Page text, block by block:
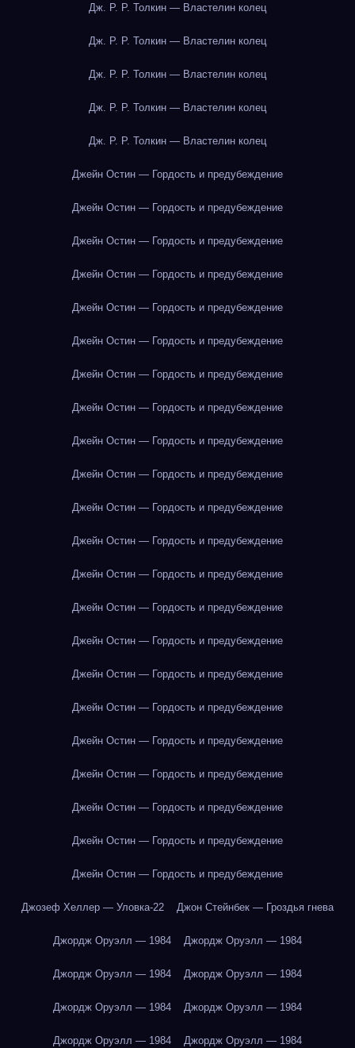
Дж. Р. Р. Толкин — Властелин колец
Дж. Р. Р. Толкин — Властелин колец
Дж. Р. Р. Толкин — Властелин колец
Дж. Р. Р. Толкин — Властелин колец
Дж. Р. Р. Толкин — Властелин колец
Джейн Остин — Гордость и предубеждение
Джейн Остин — Гордость и предубеждение
Джейн Остин — Гордость и предубеждение
Джейн Остин — Гордость и предубеждение
Джейн Остин — Гордость и предубеждение
Джейн Остин — Гордость и предубеждение
Джейн Остин — Гордость и предубеждение
Джейн Остин — Гордость и предубеждение
Джейн Остин — Гордость и предубеждение
Джейн Остин — Гордость и предубеждение
Джейн Остин — Гордость и предубеждение
Джейн Остин — Гордость и предубеждение
Джейн Остин — Гордость и предубеждение
Джейн Остин — Гордость и предубеждение
Джейн Остин — Гордость и предубеждение
Джейн Остин — Гордость и предубеждение
Джейн Остин — Гордость и предубеждение
Джейн Остин — Гордость и предубеждение
Джейн Остин — Гордость и предубеждение
Джейн Остин — Гордость и предубеждение
Джейн Остин — Гордость и предубеждение
Джейн Остин — Гордость и предубеждение
Джозеф Хеллер — Уловка-22 Джон Стейнбек — Гроздья гнева
Джордж Оруэлл — 1984 Джордж Оруэлл — 1984
Джордж Оруэлл — 1984 Джордж Оруэлл — 1984
Джордж Оруэлл — 1984 Джордж Оруэлл — 1984
Джордж Оруэлл — 1984 Джордж Оруэлл — 1984